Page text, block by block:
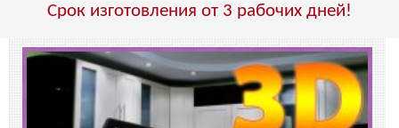
Срок изготовления от 3 рабочих дней!